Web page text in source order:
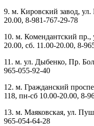
9. м. Кировский завод,
20.00, 8-981-767-29-78
10. м. Комендантский
20.00, сб. 11.00-20.00, 8-
11. м. ул. Дыбенко, Пр.
965-055-92-40
12. м. Гражданский
118, пн-сб 10.00-20.00, 8-
13. м. Маяковская, ул.
965-054-64-28